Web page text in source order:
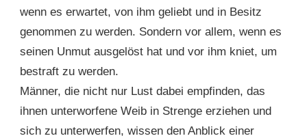
wenn es erwartet, von ihm geliebt und in Besitz
genommen zu werden. Sondern vor allem, wenn es
seinen Unmut ausgelöst hat und vor ihm kniet, um
bestraft zu werden.
Männer, die nicht nur Lust dabei empfinden, das
ihnen unterworfene Weib in Strenge erziehen und
sich zu unterwerfen, wissen den Anblick einer